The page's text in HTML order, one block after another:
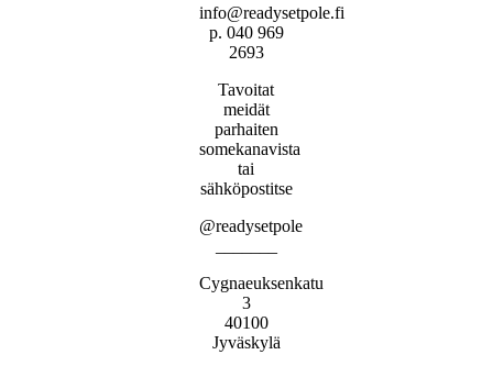
info@readysetpole.fi
p. 040 969
2693
Tavoitat
meidät
parhaiten
somekanavista
tai
sähköpostitse
@readysetpole
Cygnaeuksenkatu
3
40100
Jyväskylä